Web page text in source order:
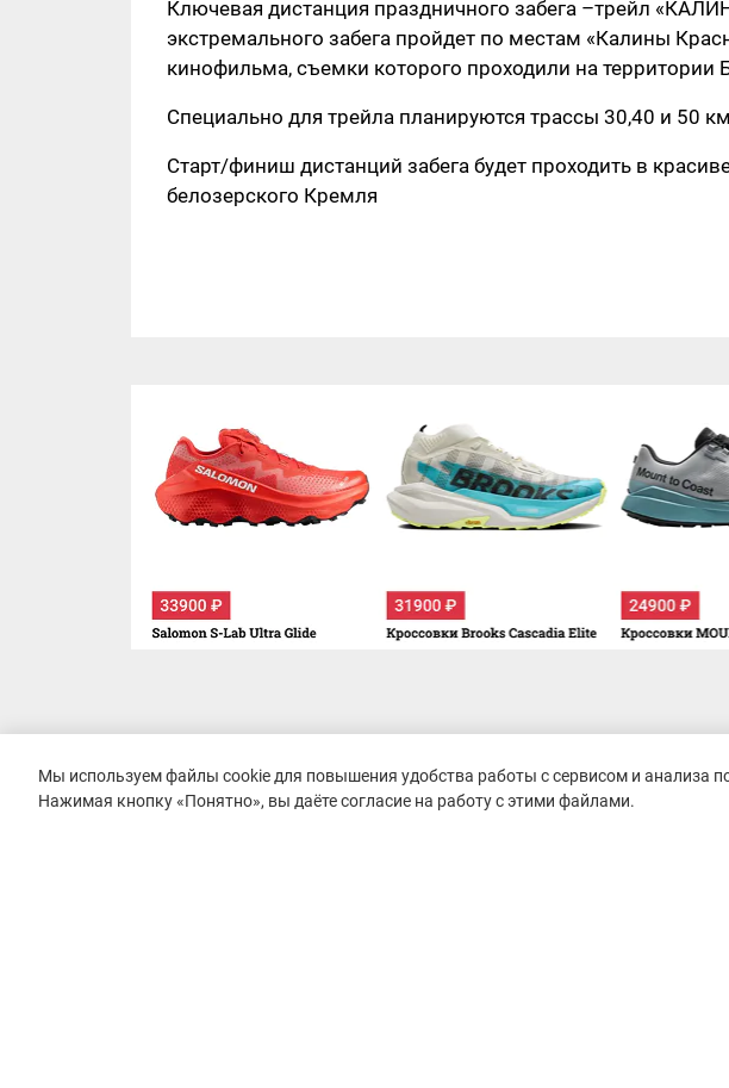
Ключевая дистанция праздничного забега –трейл
экстремального забега пройдет по местам «Калины
кинофильма, съемки которого проходили на территории
Специально для трейла планируются трассы 30,40 и 50
Старт/финиш дистанций забега будет проходить в
белозерского Кремля
Мы используем файлы cookie для повышения удобства работы с сервисом и анализа
Нажимая кнопку «Понятно», вы даёте согласие на работу с этими файлами.